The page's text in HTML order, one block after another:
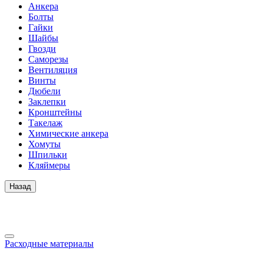
Анкера
Болты
Гайки
Шайбы
Гвозди
Саморезы
Вентиляция
Винты
Дюбели
Заклепки
Кронштейны
Такелаж
Химические анкера
Хомуты
Шпильки
Кляймеры
Назад
Расходные материалы